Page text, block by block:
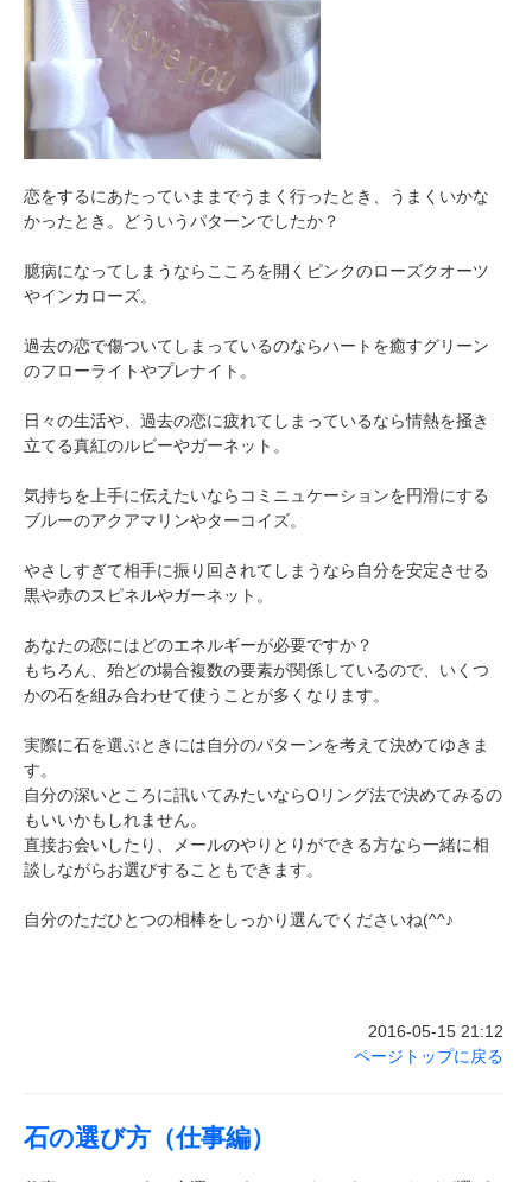
恋をするにあたっていままでうまく行ったとき、うまくいかな
かったとき。どういうパターンでしたか？
臆病になってしまうならこころを開くピンクのローズクオーツ
やインカローズ。
過去の恋で傷ついてしまっているのならハートを癒すグリーン
のフローライトやプレナイト。
日々の生活や、過去の恋に疲れてしまっているなら情熱を掻き
立てる真紅のルビーやガーネット。
気持ちを上手に伝えたいならコミニュケーションを円滑にする
ブルーのアクアマリンやターコイズ。
やさしすぎて相手に振り回されてしまうなら自分を安定させる
黒や赤のスピネルやガーネット。
あなたの恋にはどのエネルギーが必要ですか？
もちろん、殆どの場合複数の要素が関係しているので、いくつ
かの石を組み合わせて使うことが多くなります。
実際に石を選ぶときには自分のパターンを考えて決めてゆきま
す。
自分の深いところに訊いてみたいならOリング法で決めてみるの
もいいかもしれません。
直接お会いしたり、メールのやりとりができる方なら一緒に相
談しながらお選びすることもできます。
自分のただひとつの相棒をしっかり選んでくださいね(^^♪
2016-05-15 21:12
ページトップに戻る
石の選び方（仕事編）